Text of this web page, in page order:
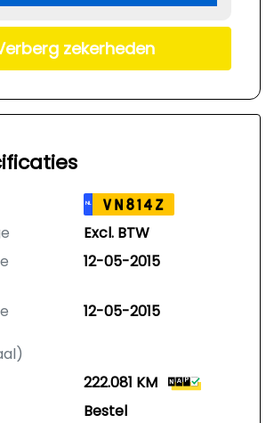
zekerheden
NL VN814Z
Excl. BTW
12-05-2015
12-05-2015
222.081 KM
Bestel